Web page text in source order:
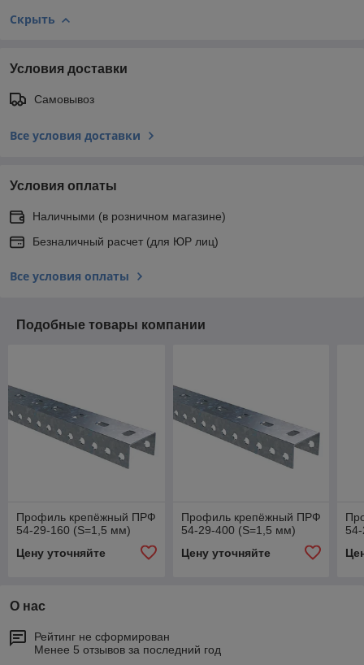
Скрыть
Условия доставки
Самовывоз
Все условия доставки
Условия оплаты
Наличными (в розничном магазине)
Безналичный расчет (для ЮР лиц)
Все условия оплаты
Подобные товары компании
Профиль крепёжный ПРФ
54-29-160 (S=1,5 мм)
Цену уточняйте
Профиль крепёжный ПРФ
54-29-400 (S=1,5 мм)
Цену уточняйте
О нас
Рейтинг не сформирован
Менее 5 отзывов за последний год